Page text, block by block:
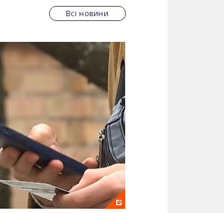
Всі новини